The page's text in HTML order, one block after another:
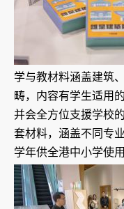
学与教材料涵盖建筑
畴，内容有学生适用
并会全方位支援学校
套材料，涵盖不同专
学年供全港中小学使用